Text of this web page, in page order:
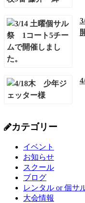
カテゴリー
イベント
お知らせ
スクール
ブログ
レンタル or 個サ
大会情報